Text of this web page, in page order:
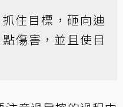
抓住目標，砸向迪
傷害，並且使目